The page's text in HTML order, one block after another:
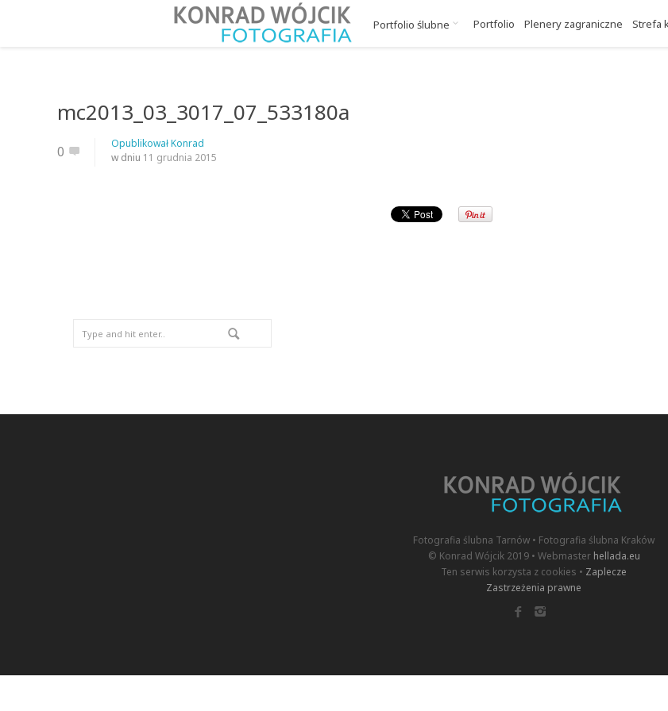
Portfolio ślubne Portfolio Plenery zagraniczne Strefa
mc2013_03_3017_07_533180a
0 OpublikowałKonrad
w dniu 11 grudnia 2015
Fotografia ślubna Tarnów • Fotografia ślubna Kraków
© Konrad Wójcik 2019 • Webmaster hellada.eu
Ten serwis korzysta z cookies • Zaplecze
Zastrzeżenia prawne